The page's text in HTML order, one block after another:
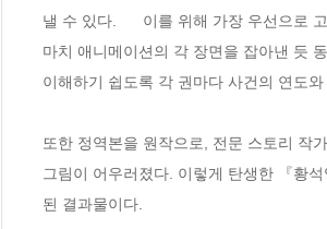
낼 수 있다.      이를 위해 가장 우선으로
마치 애니메이션의 각 장면을 잡아낸 듯
이해하기 쉽도록 각 권마다 사건의 연도
또한 정역본을 원작으로, 전문 스토리 작
그림이 어우러졌다. 이렇게 탄생한 『황
된 결과물이다.